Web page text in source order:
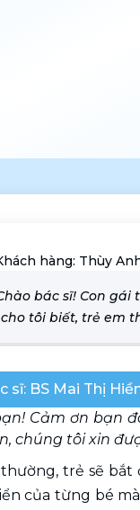
hàng: Thùy
bác sĩ! Con gái
cho tôi biết, trẻ em
sĩ: BS Mai Thị
Cảm ơn bạn
chúng tôi xin
trẻ sẽ bắt
của từng bé